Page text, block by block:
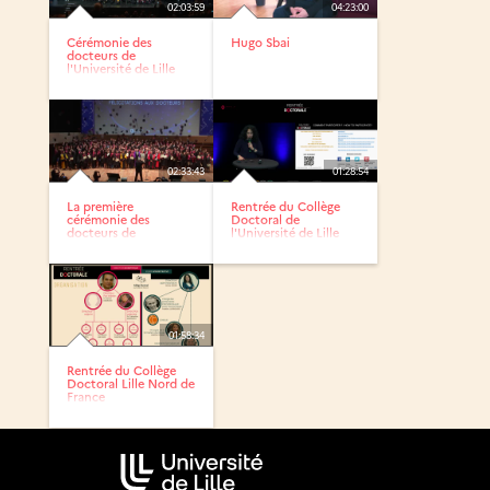
02:03:59
Cérémonie des
docteurs de
l'Université de Lille
04:23:00
Hugo Sbai
02:33:43
La première
cérémonie des
docteurs de
01:28:54
Rentrée du Collège
Doctoral de
l'Université de Lille
01:58:34
Rentrée du Collège
Doctoral Lille Nord de
France